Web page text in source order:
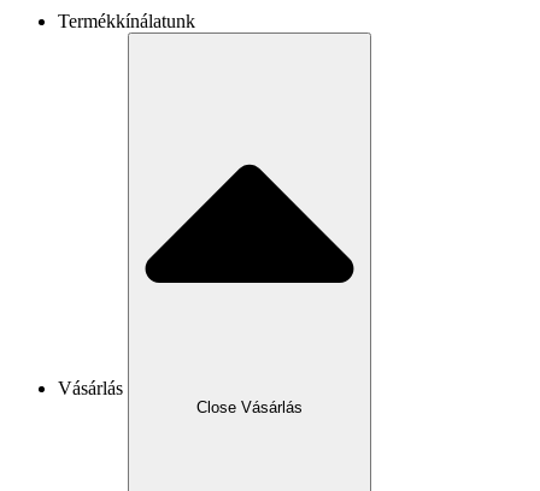
Termékkínálatunk
Vásárlás
Close Vásárlás